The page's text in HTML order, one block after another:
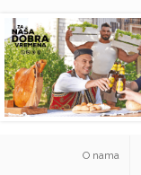
O nama